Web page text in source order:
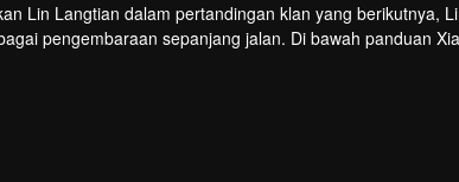
Lin Langtian dalam pertandingan klan yang berikutnya,
pengembaraan sepanjang jalan. Di bawah panduan
petunjuk untuk menelan talisman nenek moyang, dan
bela diri, Ibu Jari Tahanan Tanah Besar!